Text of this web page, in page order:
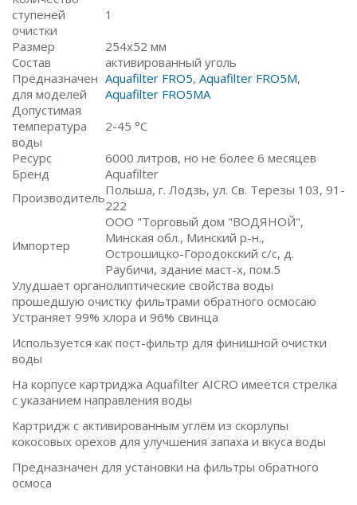
ступеней
очистки
1
Размер
254x52 мм
Состав
активированный уголь
Предназначен
для моделей
Aquafilter FRO5, Aquafilter FRO5M,
Aquafilter FRO5MA
Допустимая
температура
воды
2-45 °C
Ресурс
6000 литров, но не более 6 месяцев
Бренд
Aquafilter
ПроизводительПольша, г. Лодзь, ул. Св. Терезы 103, 91-
222
Импортер
ООО "Торговый дом "ВОДЯНОЙ",
Минская обл., Минский р-н.,
Острошицко-Городокский с/с, д.
Раубичи, здание маст-х, пом.5
Улудшает органолиптические свойства воды
прошедшую очистку фильтрами обратного осмосаю
Устраняет 99% хлора и 96% свинца
Используется как пост-фильтр для финишной очистки
воды
На корпусе картриджа Aquafilter AICRO имеется стрелка
с указанием направления воды
Картридж с активированным углём из скорлупы
кокосовых орехов для улучшения запаха и вкуса воды
Предназначен для установки на фильтры обратного
осмоса